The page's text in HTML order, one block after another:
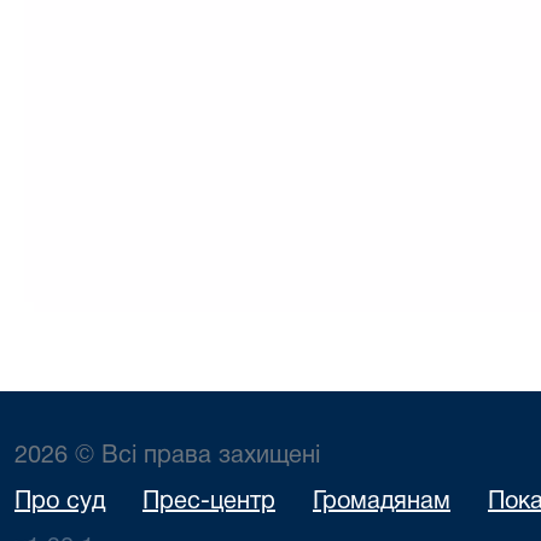
2026 © Всі права захищені
Про суд Прес-центр Громадянам